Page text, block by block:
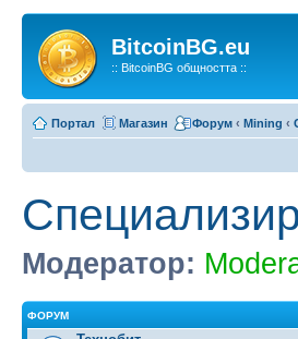
BitcoinBG.eu
:: BitcoinBG общността ::
Портал Магазин Форум ‹ Mining ‹
Модератор:
ФОРУМ